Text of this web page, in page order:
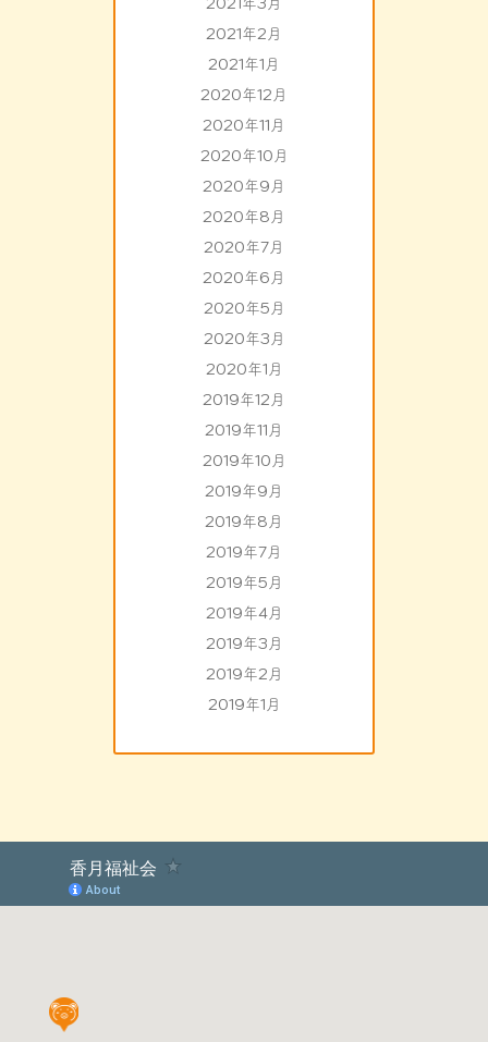
2021年2月
2021年1月
2020年12月
2020年11月
2020年10月
2020年9月
2020年8月
2020年7月
2020年6月
2020年5月
2020年3月
2020年1月
2019年12月
2019年11月
2019年10月
2019年9月
2019年8月
2019年7月
2019年5月
2019年4月
2019年3月
2019年2月
2019年1月